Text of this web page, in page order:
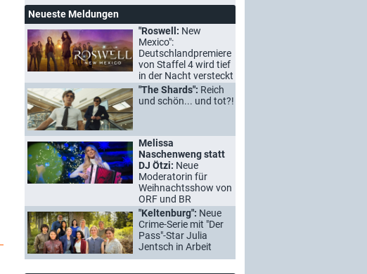
Neueste Meldungen
"Roswell: New
Mexico":
Deutschlandpremiere
von Staffel 4 wird tief
in der Nacht versteckt
"The Shards": Reich
und schön... und tot?!
Melissa
Naschenweng statt
DJ Ötzi: Neue
Moderatorin für
Weihnachtsshow von
ORF und BR
"Keltenburg": Neue
Crime-Serie mit "Der
Pass"-Star Julia
Jentsch in Arbeit